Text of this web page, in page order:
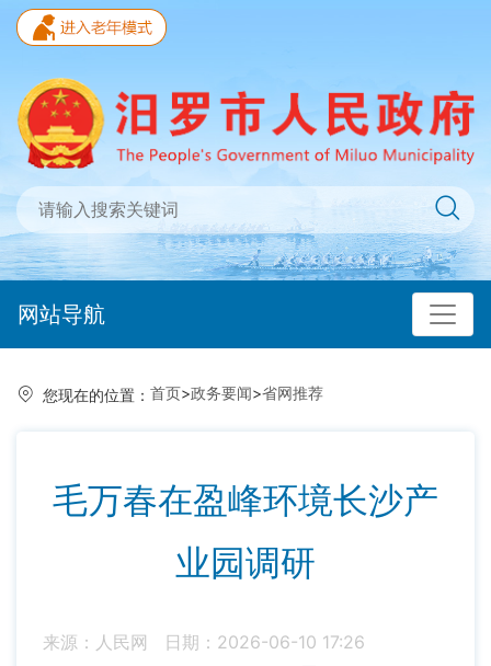
网站导航
您现在的位置： 首页>政务要闻>省网推荐
毛万春在盈峰环境长沙产
业园调研
来源：人民网
日期：2026-06-10 17:26